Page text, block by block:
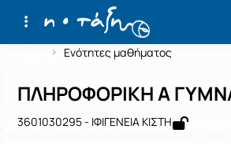
Αρχική Σελίδα
Ενότητες μαθήματος
Μάθημα :
Κωδικός : 3601030295
ΠΛΗΡΟΦΟΡΙΚΗ Α
3601030295 - ΙΦΙΓΕΝΕΙΑ ΚΙΣΤΗ